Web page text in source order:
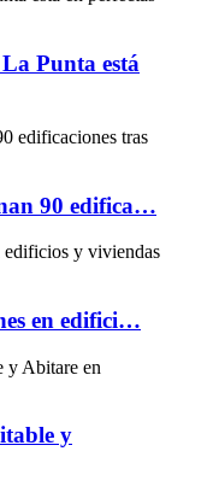
Punta está
90 edifica…
en edifici…
y